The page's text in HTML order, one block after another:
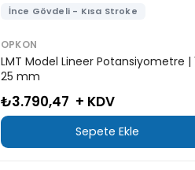
İnce Gövdeli - Kısa Stroke
OPKON
LMT Model Lineer Potansiyometre |
25 mm
₺3.790,47 + KDV
Sepete Ekle